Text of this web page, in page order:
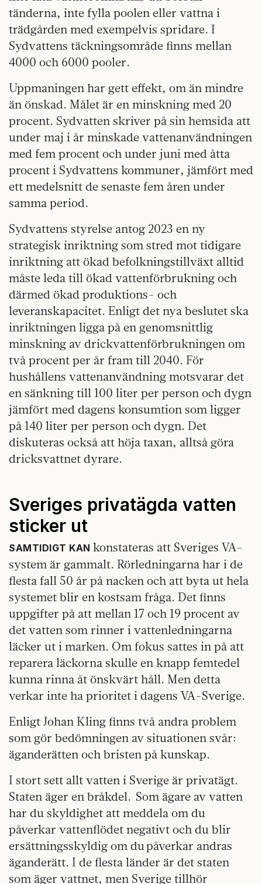
tänderna, inte fylla poolen eller vattna i
trädgården med exempelvis spridare. I
Sydvattens täckningsområde finns mellan
4000 och 6000 pooler.
Uppmaningen har gett effekt, om än mindre
än önskad. Målet är en minskning med 20
procent. Sydvatten skriver på sin hemsida att
under maj i år minskade vattenanvändningen
med fem procent och under juni med åtta
procent i Sydvattens kommuner, jämfört med
ett medelsnitt de senaste fem åren under
samma period.
Sydvattens styrelse antog 2023 en ny
strategisk inriktning som stred mot tidigare
inriktning att ökad befolkningstillväxt alltid
måste leda till ökad vattenförbrukning och
därmed ökad produktions- och
leveranskapacitet. Enligt det nya beslutet ska
inriktningen ligga på en genomsnittlig
minskning av drickvattenförbrukningen om
två procent per år fram till 2040. För
hushållens vattenanvändning motsvarar det
en sänkning till 100 liter per person och dygn
jämfört med dagens konsumtion som ligger
på 140 liter per person och dygn. Det
diskuteras också att höja taxan, alltså göra
dricksvattnet dyrare.
Sveriges privatägda vatten
sticker ut
SAMTIDIGT KAN konstateras att Sveriges VA-
system är gammalt. Rörledningarna har i de
flesta fall 50 år på nacken och att byta ut hela
systemet blir en kostsam fråga. Det finns
uppgifter på att mellan 17 och 19 procent av
det vatten som rinner i vattenledningarna
läcker ut i marken. Om fokus sattes in på att
reparera läckorna skulle en knapp femtedel
kunna rinna åt önskvärt håll. Men detta
verkar inte ha prioritet i dagens VA-Sverige.
Enligt Johan Kling finns två andra problem
som gör bedömningen av situationen svår:
äganderätten och bristen på kunskap.
I stort sett allt vatten i Sverige är privatägt.
Staten äger en bråkdel. Som ägare av vatten
har du skyldighet att meddela om du
påverkar vattenflödet negativt och du blir
ersättningsskyldig om du påverkar andras
äganderätt. I de flesta länder är det staten
som äger vattnet, men Sverige tillhör